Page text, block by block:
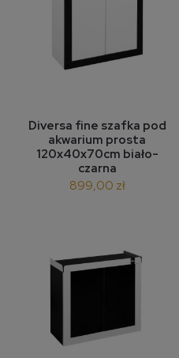
Diversa fine szafka pod
akwarium prosta
120x40x70cm biało-
czarna
899,00 zł